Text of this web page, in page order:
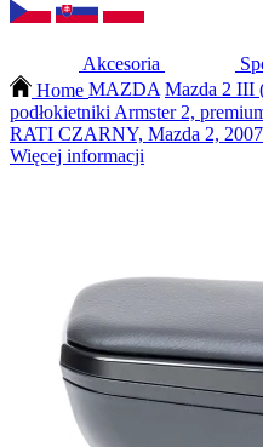
Akcesoria
Home MAZDA Mazda 2 III
podłokietniki Armster 2,
RATI CZARNY, Mazda 2,
Więcej informacji